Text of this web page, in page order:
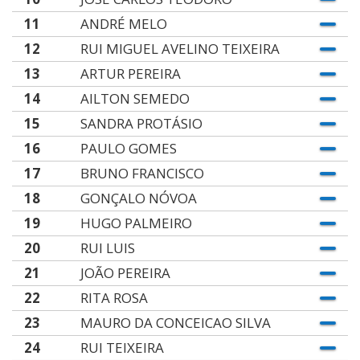
11
ANDRÉ MELO
12
RUI MIGUEL AVELINO TEIXEIRA
13
ARTUR PEREIRA
14
AILTON SEMEDO
15
SANDRA PROTÁSIO
16
PAULO GOMES
17
BRUNO FRANCISCO
18
GONÇALO NÓVOA
19
HUGO PALMEIRO
20
RUI LUIS
21
JOÃO PEREIRA
22
RITA ROSA
23
MAURO DA CONCEICAO SILVA
24
RUI TEIXEIRA